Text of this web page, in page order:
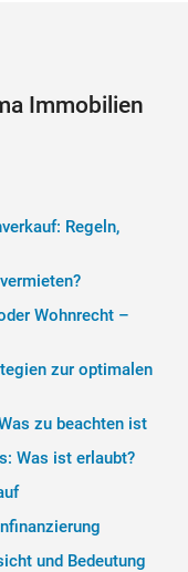
Immobilien
Regeln,
Wohnrecht –
zur optimalen
zu beachten ist
Was ist erlaubt?
und Bedeutung